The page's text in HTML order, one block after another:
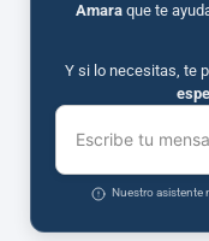
Amaraque te
Y si lo necesitas, te
Escribe tu
Nuestro asistente